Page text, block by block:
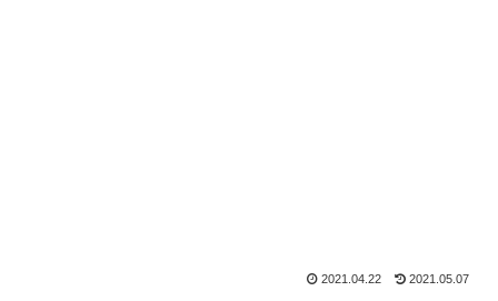
2021.04.22 2021.05.07